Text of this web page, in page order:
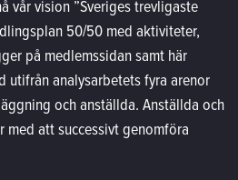
vår vision ”Sveriges trevligaste
50/50 med aktiviteter,
på medlemssidan samt här
utifrån analysarbetets fyra arenor
och anställda. Anställda och
att successivt genomföra